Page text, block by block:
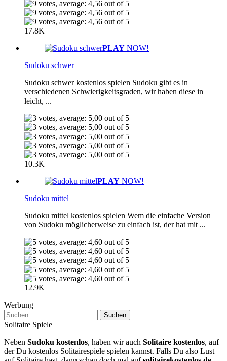
17.8K
PLAY NOW!
Sudoku schwer
Sudoku schwer kostenlos spielen Sudoku gibt es in
verschiedenen Schwierigkeitsgraden, wir haben diese in
leicht, ...
10.3K
PLAY NOW!
Sudoku mittel
Sudoku mittel kostenlos spielen Wem die einfache Version
von Sudoku möglicherweise zu einfach ist, der hat mit ...
12.9K
Werbung
Suchen
nach:
Solitaire Spiele
Neben Sudoku kostenlos, haben wir auch Solitaire kostenlos, auf
der Du kostenlos Solitairespiele spielen kannst. Falls Du also Lust